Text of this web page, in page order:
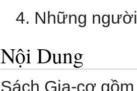
Những
Nội Dung
Sách Gia-cơ